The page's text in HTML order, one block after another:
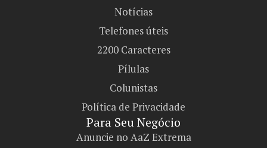
Notícias
Telefones úteis
2200 Caracteres
Pílulas
Colunistas
Política de Privacidade
Para Seu Negócio​
Anuncie no AaZ Extrema